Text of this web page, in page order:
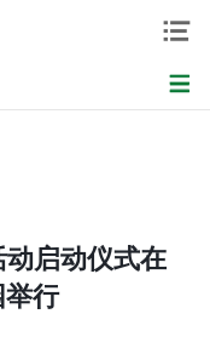
启动仪式在
行